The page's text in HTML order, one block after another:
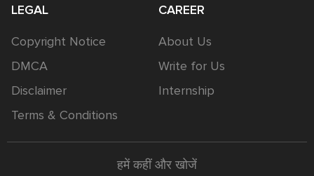
LEGAL
Copyright Notice
DMCA
Disclaimer
Terms & Conditions
CAREER
About Us
Write for Us
Internship
हमें कहीं और खोजें